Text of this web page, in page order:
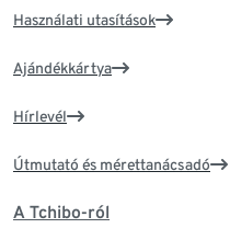
Használati utasítások
Ajándékkártya
Hírlevél
Útmutató és mérettanácsadó
A Tchibo-ról